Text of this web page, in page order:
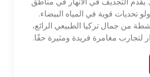
تحديات قوية في المياه البيضاء.
من جمال تركيا الطبيعي الرائع،
لتجارب مغامرة فريدة ومثيرة حقًا.